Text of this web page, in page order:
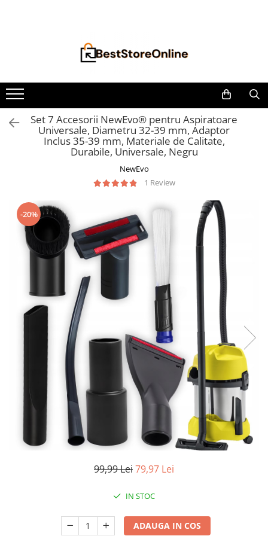
Accesorii aparate climatizare
Accesorii console gaming
Accesorii si Piese Aspiratoare
Aspiratoare Universale
Dyson
iRobot Roomba
Tefal Rowenta X-Force Flex
Xiaomi Roborock
Aspiratoare
Auto Moto
Aspiratoare Auto
Produse Cosmetica Auto
Scule auto
Casa, Gradina & Bricolaj
Accesorii mese si scaune
Accesorii prize si intrerupatoare
Becuri
Clesti si Patenti
Corpuri de iluminat interior
Echipamente protectia muncii
Frapiere si Clesti Gheata
Set 7 Accesorii NewEvo® pentru Aspiratoare
Universale, Diametru 32-39 mm, Adaptor
Inclus 35-39 mm, Materiale de Calitate,
Durabile, Universale, Negru
NewEvo
1 Review
-20%
99,99 Lei79,97 Lei
IN STOC
ADAUGA IN COS